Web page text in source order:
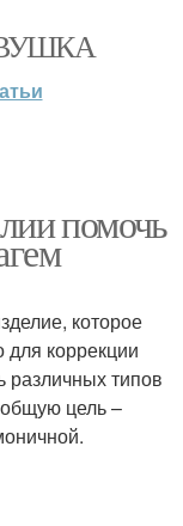
помочь
которое
для коррекции
различных типов
цель –